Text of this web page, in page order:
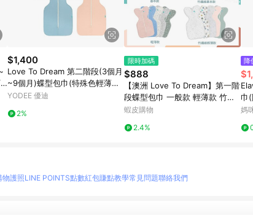
$1,400
Love To Dream 第二階段(3個月
~9個月)蝶型包巾(特殊色輕薄款)
-多款可選
YODEE 優迪
2%
限時加碼
$888
【澳洲 Love To Dream】第一階
段蝶型包巾 一般款 輕薄款 竹纖
維 -miffybaby
蝦皮購物
2.4%
降
巾
媽
物護照LINE POINTS點數紅包賺點教學常見問題聯絡我們